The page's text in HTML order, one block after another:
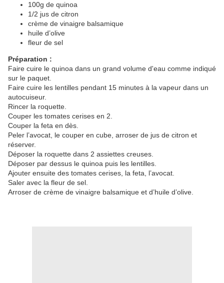
100g de quinoa
1/2 jus de citron
crème de vinaigre balsamique
huile d’olive
fleur de sel
Préparation :
Faire cuire le quinoa dans un grand volume d'eau comme indiqué
sur le paquet.
Faire cuire les lentilles pendant 15 minutes à la vapeur dans un
autocuiseur.
Rincer la roquette.
Couper les tomates cerises en 2.
Couper la feta en dès.
Peler l’avocat, le couper en cube, arroser de jus de citron et
réserver.
Déposer la roquette dans 2 assiettes creuses.
Déposer par dessus le quinoa puis les lentilles.
Ajouter ensuite des tomates cerises, la feta, l’avocat.
Saler avec la fleur de sel.
Arroser de crème de vinaigre balsamique et d’huile d’olive.